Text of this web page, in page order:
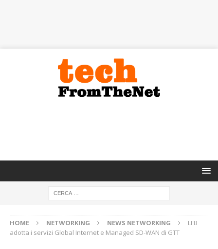
HOME NETWORKING NEWS NETWORKING
LFB
adotta i servizi Global Internet e Managed SD-WAN di GTT